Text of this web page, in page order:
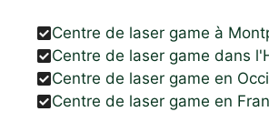
Centre de laser game à
Centre de laser game dans
Centre de laser game en
Centre de laser game en